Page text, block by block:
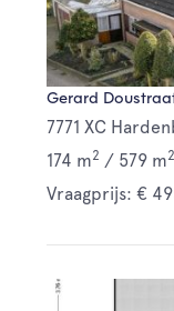
Gerard Doustraat
7771 XC
174 m2 / 579 m2
Vraagprijs: €